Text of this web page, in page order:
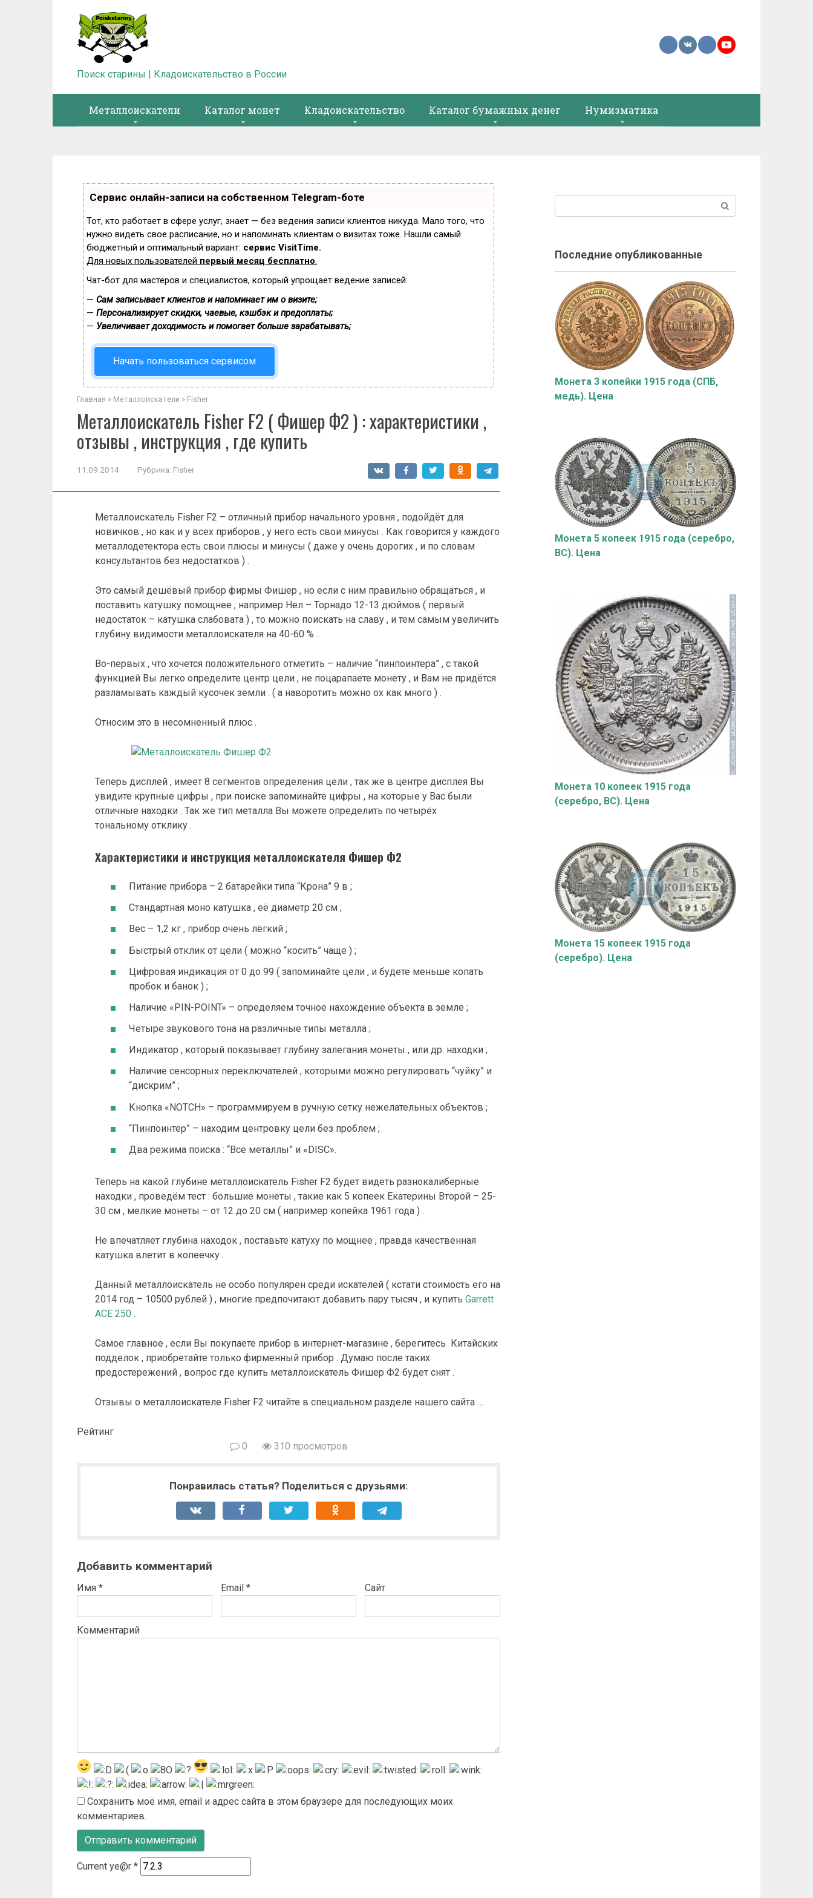
Поиск старины | Кладоискательство в России
Металлоискатели Каталог монет Кладоискательство Каталог бумажных денег Нумизматика
Сервис онлайн-записи на собственном Telegram-боте
Тот, кто работает в сфере услуг, знает — без ведения записи клиентов никуда. Мало того, что
нужно видеть свое расписание, но и напоминать клиентам о визитах тоже. Нашли самый
бюджетный и оптимальный вариант: сервис VisitTime.
Для новых пользователей первый месяц бесплатно.
Чат-бот для мастеров и специалистов, который упрощает ведение записей:
— Сам записывает клиентов и напоминает им о визите;
— Персонализирует скидки, чаевые, кэшбэк и предоплаты;
— Увеличивает доходимость и помогает больше зарабатывать;
Начать пользоваться сервисом
Главная » Металлоискатели » Fisher
Металлоискатель Fisher F2 ( Фишер Ф2 ) : характеристики ,
отзывы , инструкция , где купить
11.09.2014 Рубрика: Fisher
Металлоискатель Fisher F2 – отличный прибор начального уровня , подойдёт для
новичков , но как и у всех приборов , у него есть свои минусы . Как говорится у каждого
металлодетектора есть свои плюсы и минусы ( даже у очень дорогих , и по словам
консультантов без недостатков ) .
Это самый дешёвый прибор фирмы Фишер , но если с ним правильно обращаться , и
поставить катушку помощнее , например Нел – Торнадо 12-13 дюймов ( первый
недостаток – катушка слабовата ) , то можно поискать на славу , и тем самым увеличить
глубину видимости металлоискателя на 40-60 % .
Во-первых , что хочется положительного отметить – наличие “пинпоинтера” , с такой
функцией Вы легко определите центр цели , не поцарапаете монету , и Вам не придётся
разламывать каждый кусочек земли . ( а наворотить можно ох как много ) .
Относим это в несомненный плюс .
Теперь дисплей , имеет 8 сегментов определения цели , так же в центре дисплея Вы
увидите крупные цифры , при поиске запоминайте цифры , на которые у Вас были
отличные находки . Так же тип металла Вы можете определить по четырёх
тональному отклику .
Характеристики и инструкция металлоискателя Фишер Ф2
Питание прибора – 2 батарейки типа “Крона” 9 в ;
Стандартная моно катушка , её диаметр 20 см ;
Вес – 1,2 кг , прибор очень лёгкий ;
Быстрый отклик от цели ( можно “косить” чаще ) ;
Цифровая индикация от 0 до 99 ( запоминайте цели , и будете меньше копать
пробок и банок ) ;
Наличие «PIN-POINT» – определяем точное нахождение объекта в земле ;
Четыре звукового тона на различные типы металла ;
Индикатор , который показывает глубину залегания монеты , или др. находки ;
Наличие сенсорных переключателей , которыми можно регулировать “чуйку” и
“дискрим” ;
Кнопка «NOTCH» – программируем в ручную сетку нежелательных объектов ;
“Пинпоинтер” – находим центровку цели без проблем ;
Два режима поиска : “Все металлы” и «DISC».
Теперь на какой глубине металлоискатель Fisher F2 будет видеть разнокалиберные
находки , проведём тест : большие монеты , такие как 5 копеек Екатерины Второй – 25-
30 см , мелкие монеты – от 12 до 20 см ( например копейка 1961 года ) .
Не впечатляет глубина находок , поставьте катуху по мощнее , правда качественная
катушка влетит в копеечку .
Данный металлоискатель не особо популярен среди искателей ( кстати стоимость его на
2014 год – 10500 рублей ) , многие предпочитают добавить пару тысяч , и купить Garrett
ACE 250 .
Самое главное , если Вы покупаете прибор в интернет-магазине , берегитесь Китайских
подделок , приобретайте только фирменный прибор . Думаю после таких
предостережений , вопрос где купить металлоискатель Фишер Ф2 будет снят .
Отзывы о металлоискателе Fisher F2 читайте в специальном разделе нашего сайта …
Рейтинг
0
310 просмотров
Понравилась статья? Поделиться с друзьями:
Добавить комментарий
Имя * Email * Сайт
Комментарий
Сохранить моё имя, email и адрес сайта в этом браузере для последующих моих
комментариев.
Current ye@r *
Последние опубликованные
Монета 3 копейки 1915 года (СПБ,
медь). Цена
Монета 5 копеек 1915 года (серебро,
ВС). Цена
Монета 10 копеек 1915 года
(серебро, ВС). Цена
Монета 15 копеек 1915 года
(серебро). Цена